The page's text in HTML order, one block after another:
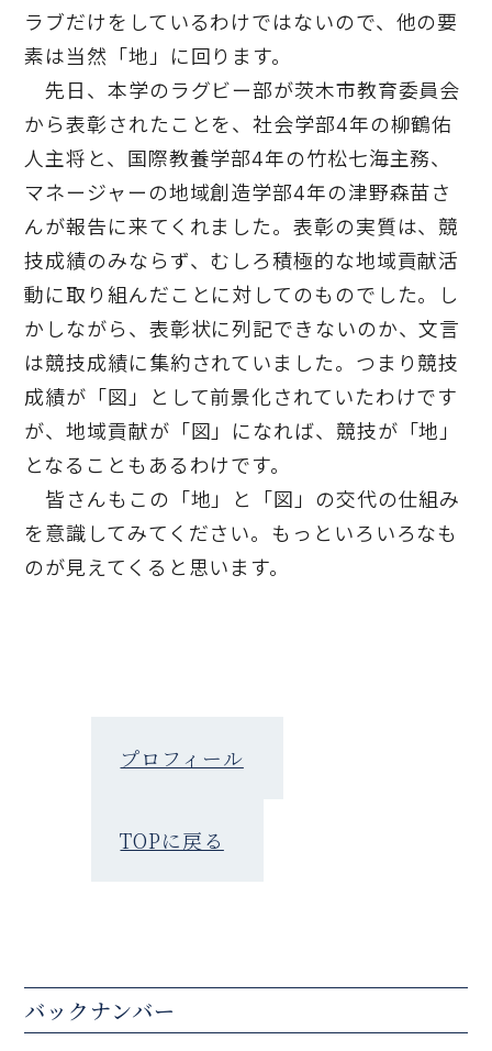
ラブだけをしているわけではないので、他の要
素は当然「地」に回ります。
先日、本学のラグビー部が茨木市教育委員会
から表彰されたことを、社会学部4年の柳鶴佑
人主将と、国際教養学部4年の竹松七海主務、
マネージャーの地域創造学部4年の津野森苗さ
んが報告に来てくれました。表彰の実質は、競
技成績のみならず、むしろ積極的な地域貢献活
動に取り組んだことに対してのものでした。し
かしながら、表彰状に列記できないのか、文言
は競技成績に集約されていました。つまり競技
成績が「図」として前景化されていたわけです
が、地域貢献が「図」になれば、競技が「地」
となることもあるわけです。
皆さんもこの「地」と「図」の交代の仕組み
を意識してみてください。もっといろいろなも
のが見えてくると思います。
プロフィール
TOPに戻る
バックナンバー